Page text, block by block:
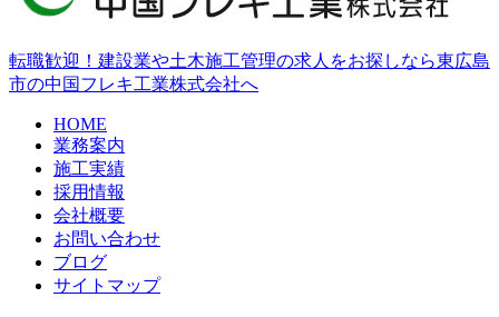
転職歓迎！建設業や土木施工管理の求人をお探しなら東広島
市の中国フレキ工業株式会社へ
HOME
業務案内
施工実績
採用情報
会社概要
お問い合わせ
ブログ
サイトマップ